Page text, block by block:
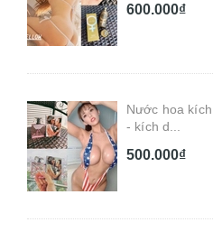
600.000₫
Nước hoa
- kích d...
500.000₫